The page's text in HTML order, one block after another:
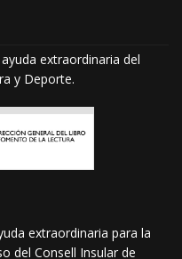
extraordinaria del
y Deporte.
extraordinaria para la
del Consell Insular de